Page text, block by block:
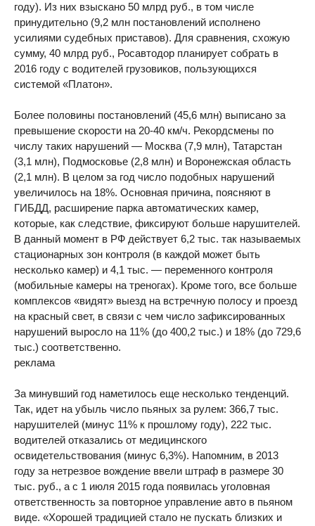
году). Из них взыскано 50 млрд руб., в том числе
принудительно (9,2 млн постановлений исполнено
усилиями судебных приставов). Для сравнения, схожую
сумму, 40 млрд руб., Росавтодор планирует собрать в
2016 году с водителей грузовиков, пользующихся
системой «Платон».
Более половины постановлений (45,6 млн) выписано за
превышение скорости на 20-40 км/ч. Рекордсмены по
числу таких нарушений — Москва (7,9 млн), Татарстан
(3,1 млн), Подмосковье (2,8 млн) и Воронежская область
(2,1 млн). В целом за год число подобных нарушений
увеличилось на 18%. Основная причина, поясняют в
ГИБДД, расширение парка автоматических камер,
которые, как следствие, фиксируют больше нарушителей.
В данный момент в РФ действует 6,2 тыс. так называемых
стационарных зон контроля (в каждой может быть
несколько камер) и 4,1 тыс. — переменного контроля
(мобильные камеры на треногах). Кроме того, все больше
комплексов «видят» выезд на встречную полосу и проезд
на красный свет, в связи с чем число зафиксированных
нарушений выросло на 11% (до 400,2 тыс.) и 18% (до 729,6
тыс.) соответственно.
реклама
За минувший год наметилось еще несколько тенденций.
Так, идет на убыль число пьяных за рулем: 366,7 тыс.
нарушителей (минус 11% к прошлому году), 222 тыс.
водителей отказались от медицинского
освидетельствования (минус 6,3%). Напомним, в 2013
году за нетрезвое вождение ввели штраф в размере 30
тыс. руб., а с 1 июля 2015 года появилась уголовная
ответственность за повторное управление авто в пьяном
виде. «Хорошей традицией стало не пускать близких и